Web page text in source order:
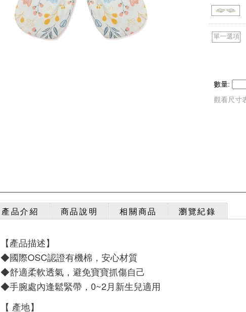
單一選項
數量:
觀看尺寸
產品介紹 商品說明 相關商品 瀏覽紀錄
【產品描述】
◆國際OSC認證有機棉 ，安心材質
◆舒適柔軟透氣，避免寶寶抓傷自己
◆手腕處內逢鬆緊帶，0~2月新生兒適用
【 產地】